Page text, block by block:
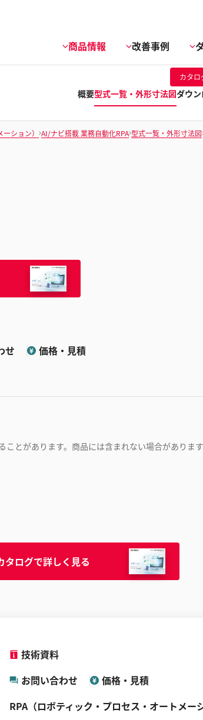
商品情報 改善事例
カタロ
概要型式一覧・外形寸法図ダウ
ション） AI/ナビ搭載 業務自動化RPA 型式一覧・外形寸法図
せ 価格・見積
ことがあります。商品には含まれない場合がありま
タログで詳しく見る
技術資料
お問い合わせ
価格・見積
RPA（ロボティック・プロセス・オートメー